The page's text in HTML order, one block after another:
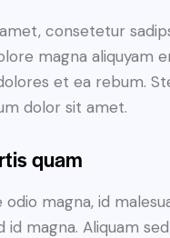
consetetur
magna aliquyam
et ea rebum.
dolor sit amet.
quam
magna, id
magna. Aliquam